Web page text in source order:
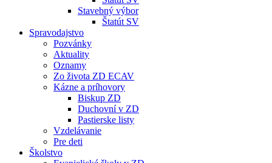
Stavebný výbor
Štatút SV
Spravodajstvo
Pozvánky
Aktuality
Oznamy
Zo života ZD ECAV
Kázne a príhovory
Biskup ZD
Duchovní v ZD
Pastierske listy
Vzdelávanie
Pre deti
Školstvo